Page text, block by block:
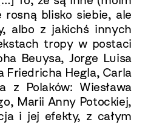
blisko siebie, ale
albo z jakichś innych
tropy w postaci
Beuysa, Jorge Luisa
Friedricha Hegla, Carla
z Polaków: Wiesława
Marii Anny Potockiej,
i jej efekty, z całym